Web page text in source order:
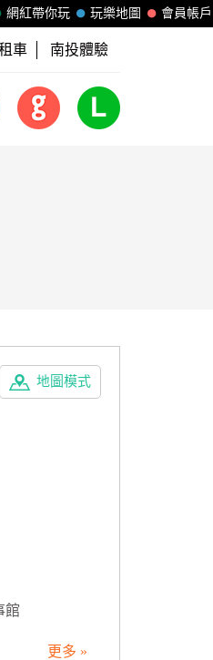
會員帳戶
玩樂地圖
網紅帶你玩
車 南投體驗
地圖模式
館
更多 »